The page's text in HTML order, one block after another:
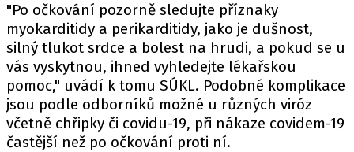
"Po očkování pozorně sledujte příznaky
myokarditidy a perikarditidy, jako je dušnost,
silný tlukot srdce a bolest na hrudi, a pokud se u
vás vyskytnou, ihned vyhledejte lékařskou
pomoc," uvádí k tomu SÚKL. Podobné komplikace
jsou podle odborníků možné u různých viróz
včetně chřipky či covidu-19, při nákaze covidem-19
častější než po očkování proti ní.